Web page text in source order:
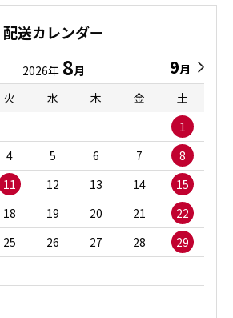
配送カレンダー
2026年 8月 9月
火 水 木 金
土
1
4 5 6 7
8
11 12 13 14
15
18 19 20 21
22
25 26 27 28
29